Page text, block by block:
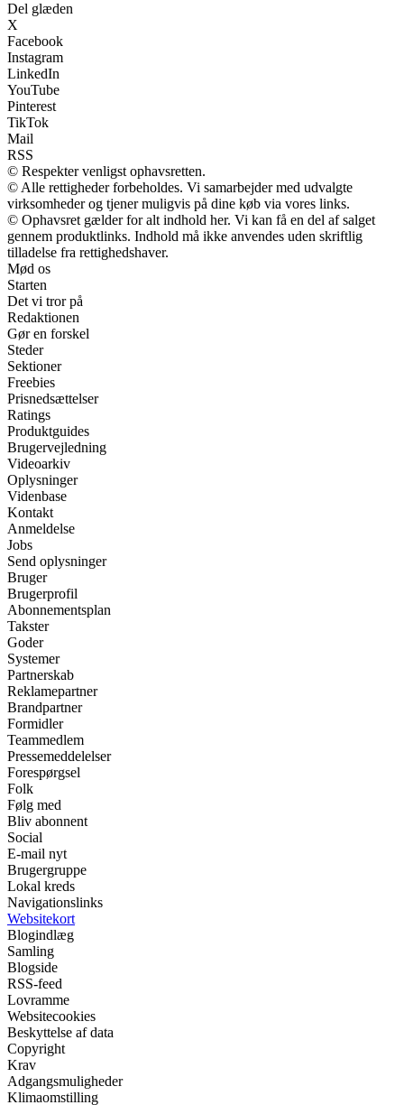
Del glæden
X
Facebook
Instagram
LinkedIn
YouTube
Pinterest
TikTok
Mail
RSS
© Respekter venligst ophavsretten.
© Alle rettigheder forbeholdes. Vi samarbejder med udvalgte
virksomheder og tjener muligvis på dine køb via vores links.
© Ophavsret gælder for alt indhold her. Vi kan få en del af salget
gennem produktlinks. Indhold må ikke anvendes uden skriftlig
tilladelse fra rettighedshaver.
Mød os
Starten
Det vi tror på
Redaktionen
Gør en forskel
Steder
Sektioner
Freebies
Prisnedsættelser
Ratings
Produktguides
Brugervejledning
Videoarkiv
Oplysninger
Videnbase
Kontakt
Anmeldelse
Jobs
Send oplysninger
Bruger
Brugerprofil
Abonnementsplan
Takster
Goder
Systemer
Partnerskab
Reklamepartner
Brandpartner
Formidler
Teammedlem
Pressemeddelelser
Forespørgsel
Folk
Følg med
Bliv abonnent
Social
E-mail nyt
Brugergruppe
Lokal kreds
Navigationslinks
Websitekort
Blogindlæg
Samling
Blogside
RSS-feed
Lovramme
Websitecookies
Beskyttelse af data
Copyright
Krav
Adgangsmuligheder
Klimaomstilling